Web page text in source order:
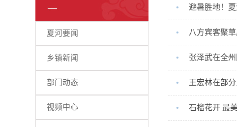
夏河要闻
乡镇新闻
部门动态
视频中心
• 避暑胜地！
• 八方宾客聚草
• 张泽武在全
• 王宏林在部
• 石榴花开 最